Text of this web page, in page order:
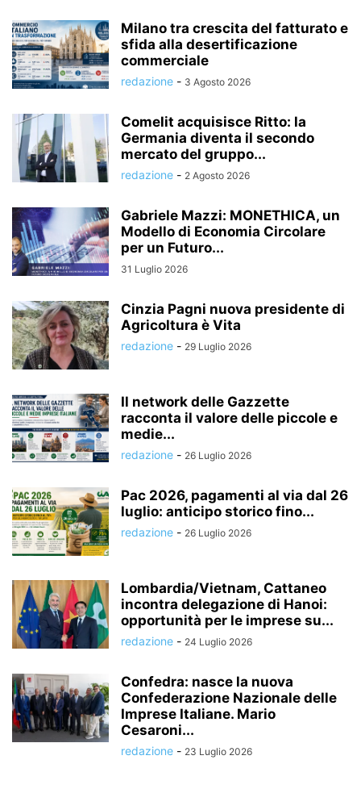
Milano tra crescita del fatturato e
sfida alla desertificazione
commerciale
redazione - 3 Agosto 2026
Comelit acquisisce Ritto: la
Germania diventa il secondo
mercato del gruppo...
redazione - 2 Agosto 2026
Gabriele Mazzi: MONETHICA, un
Modello di Economia Circolare
per un Futuro...
31 Luglio 2026
Cinzia Pagni nuova presidente di
Agricoltura è Vita
redazione - 29 Luglio 2026
Il network delle Gazzette
racconta il valore delle piccole e
medie...
redazione - 26 Luglio 2026
Pac 2026, pagamenti al via dal 26
luglio: anticipo storico fino...
redazione - 26 Luglio 2026
Lombardia/Vietnam, Cattaneo
incontra delegazione di Hanoi:
opportunità per le imprese su...
redazione - 24 Luglio 2026
Confedra: nasce la nuova
Confederazione Nazionale delle
Imprese Italiane. Mario
Cesaroni...
redazione - 23 Luglio 2026